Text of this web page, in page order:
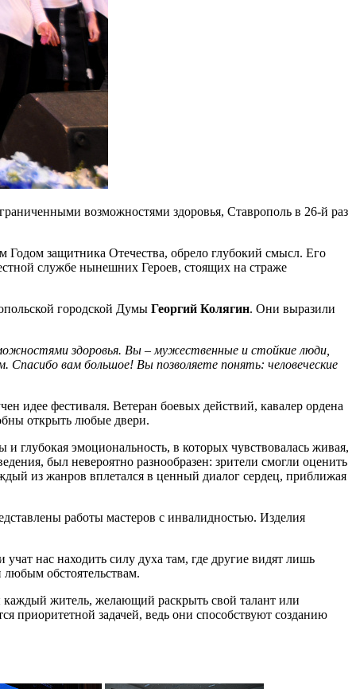
возможностями здоровья, Ставрополь в 26-й раз
Годом защитника Отечества, обрело глубокий смысл. Его
службе нынешних Героев, стоящих на страже
городской Думы Георгий Колягин. Они выразили
здоровья. Вы – мужественные и стойкие люди,
вам большое! Вы позволяете понять: человеческие
идее фестиваля. Ветеран боевых действий, кавалер ордена
открыть любые двери.
глубокая эмоциональность, в которых чувствовалась живая,
был невероятно разнообразен: зрители смогли оценить
из жанров вплетался в ценный диалог сердец, приближая
работы мастеров с инвалидностью. Изделия
нас находить силу духа там, где другие видят лишь
любым обстоятельствам.
каждый житель, желающий раскрыть свой талант или
приоритетной задачей, ведь они способствуют созданию